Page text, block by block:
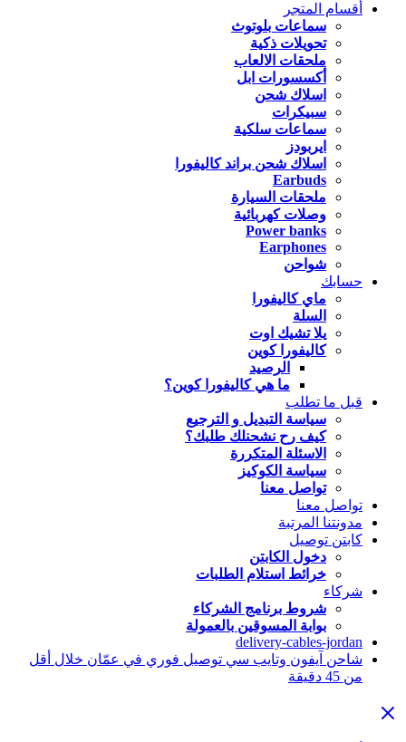
أقسام المتجر
سماعات بلوتوث
تحويلات ذكية
ملحقات الالعاب
أكسسورات ابل
اسلاك شحن
سبيكرات
سماعات سلكية
ايربودز
اسلاك شحن براند كاليفورا
Earbuds
ملحقات السيارة
وصلات كهربائية
Power banks
Earphones
شواحن
حسابك
ماي كاليفورا
السلة
يلا تشيك اوت
كاليفورا كوين
الرصيد
ما هي كاليفورا كوين؟
قبل ما تطلب
سياسة التبديل و الترجيع
كيف رح نشحنلك طلبك؟
الاسئلة المتكررة
سياسة الكوكيز
تواصل معنا
تواصل معنا
مدونتنا المرتبة
كابتن توصيل
دخول الكابتن
خرائط استلام الطلبات
شركاء
شروط برنامج الشركاء
بوابة المسوقين بالعمولة
delivery-cables-jordan
شاحن آيفون وتايب سي توصيل فوري في عمّان خلال أقل
من 45 دقيقة